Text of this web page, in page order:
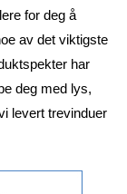
for deg å
av det viktigste
har
deg med lys,
levert trevinduer